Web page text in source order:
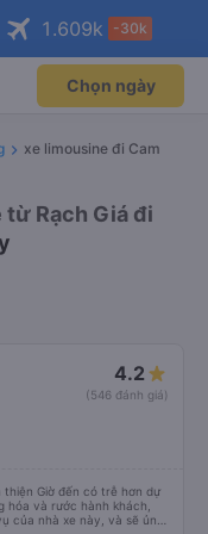
Mở app
qua
Mở app
1.609k -30k
Chọn ngày
xe limousine đi Cam
từ Rạch Giá đi
4.2
(546 đánh giá)
Giờ đến có trễ hơn dự
hóa và rước hành khách,
của nhà xe này, và sẽ ủng